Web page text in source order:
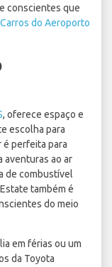
conscientes que
do Aeroporto
, oferece espaço e
escolha para
é perfeita para
aventuras ao ar
de combustível
também é
do meio
em férias ou um
da Toyota